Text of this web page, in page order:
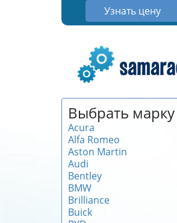
Узнать цену
Выбрать марку
Acura
Alfa Romeo
Aston Martin
Audi
Bentley
BMW
Brilliance
Buick